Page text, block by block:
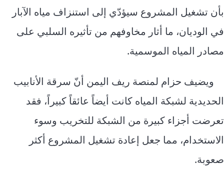
بأن تشغيل المشروع سيؤدّي إلى استنزاف مياه الآبار
في الوديان، ما أثار مخاوفهم من تأثيره السلبي على
مصادر المياه الموسمية.
ويضيف حزام لمنصة ريف اليمن أنّ سرقة الأنابيب
الحديدية لشبكة المياه كانت أيضاً عائقاً كبيراً، فقد
تعرضت أجزاء كبيرة من الشبكة للتخريب وسوء
الاستخدام، مما جعل إعادة تشغيل المشروع أكثر
صعوبة.